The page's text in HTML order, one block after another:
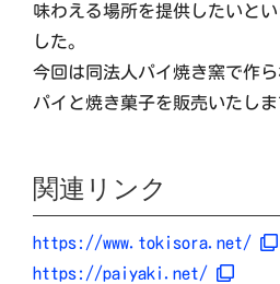
味わえる場所を提供したいと
した。
今回は同法人パイ焼き窯で作
パイと焼き菓子を販売いたしま
関連リンク
https://www.tokisora.net/
https://paiyaki.net/